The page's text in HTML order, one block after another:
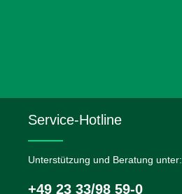
Service-Hotline
Unterstützung und Beratung unter:
+49 23 33/98 59-0